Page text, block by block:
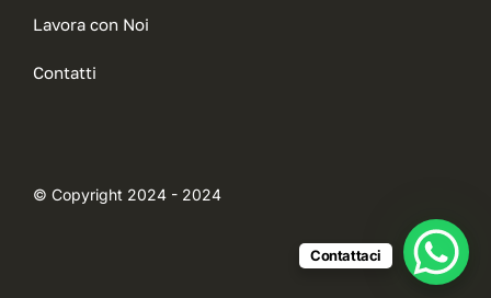
Lavora con Noi
Contatti
© Copyright 2024 - 2024
Contattaci